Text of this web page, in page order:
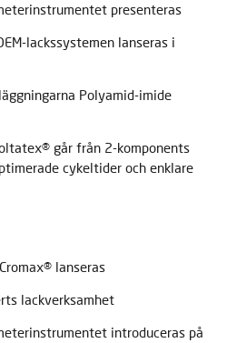
presenteras
lackssystemen lanseras i
Polyamid-imide
går från 2-komponents
cykeltider och enklare
lanseras
lackverksamhet
introduceras på